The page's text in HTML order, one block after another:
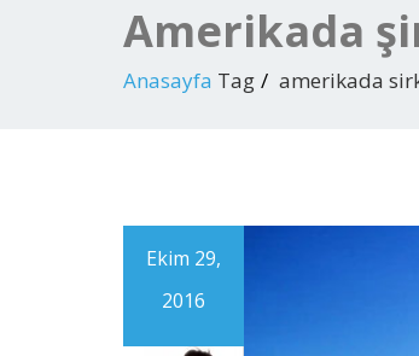
Amerikada
Anasayfa Tag amerikada
Ekim 29,
2016